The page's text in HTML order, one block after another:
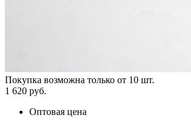
Покупка возможна только от 10 шт.
1 620 руб.
Оптовая цена